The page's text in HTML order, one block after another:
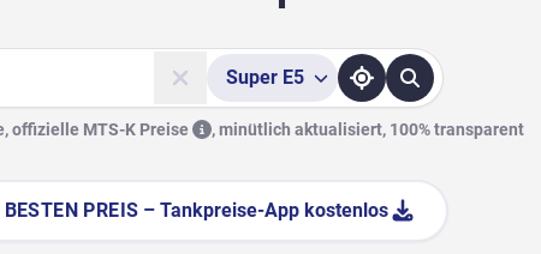
Super E5
offizielle MTS-K Preise ,minütlich aktualisiert, 100% transparent
BESTEN PREIS – Tankpreise-App kostenlos